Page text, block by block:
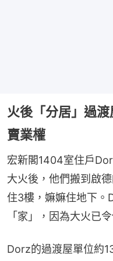
火後「分居」過
賣業權
宏新閣1404室住戶
大火後，他們搬到啟
住3樓，嫲嫲住地下。
「家」，因為大火已
Dorz的過渡屋單位約